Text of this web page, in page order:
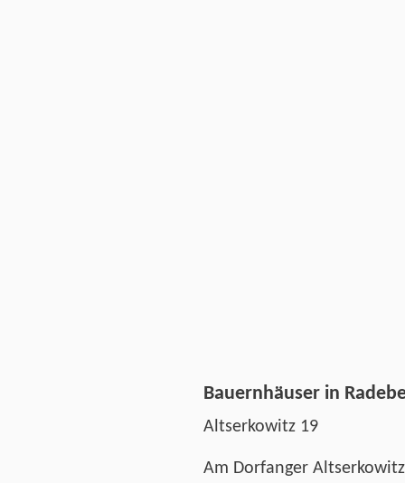
Bauernhäuser in
Altserkowitz 19
Am Dorfanger